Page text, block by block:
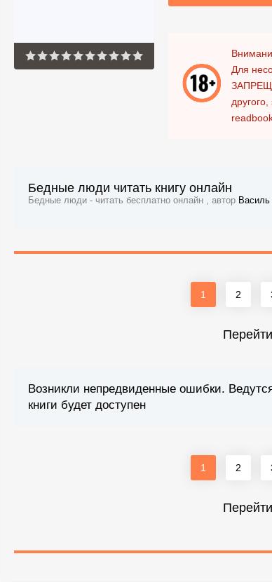
Для
Бедные люди читать книгу онлайн
Бедные люди - читать бесплатно онлайн , автор
1 2
Возникли непредвиденные ошибки.
книги будет доступен
1 2